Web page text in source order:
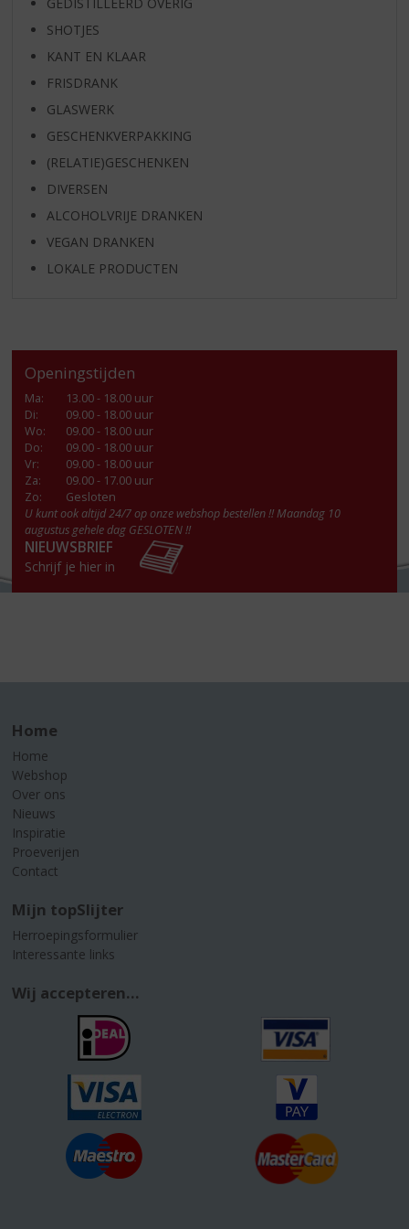
SHOTJES
KANT EN KLAAR
FRISDRANK
GLASWERK
GESCHENKVERPAKKING
(RELATIE)GESCHENKEN
DIVERSEN
ALCOHOLVRIJE DRANKEN
VEGAN DRANKEN
LOKALE PRODUCTEN
Openingstijden
Ma:
13.00 - 18.00 uur
Di:
09.00 - 18.00 uur
Wo:
09.00 - 18.00 uur
Do:
09.00 - 18.00 uur
Vr:
09.00 - 18.00 uur
Za:
09.00 - 17.00 uur
Zo:
Gesloten
U kunt ook altijd 24/7 op onze webshop bestellen !! Maandag 10
augustus gehele dag GESLOTEN !!
NIEUWSBRIEF
Schrijf je hier in
Home
Home
Webshop
Over ons
Nieuws
Inspiratie
Proeverijen
Contact
Mijn topSlijter
Herroepingsformulier
Interessante links
Wij accepteren...